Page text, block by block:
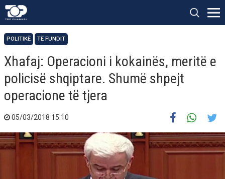
POLITIKË TË FUNDIT
Xhafaj: Operacioni i kokainës, meritë e
policisë shqiptare. Shumë shpejt
operacione të tjera
05/03/2018 15:10